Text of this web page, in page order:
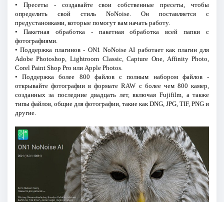
• Пресеты - создавайте свои собственные пресеты, чтобы
определить свой стиль NoNoise. Он поставляется с
предустановками, которые помогут вам начать работу.
• Пакетная обработка - пакетная обработка всей папки с
фотографиями.
• Поддержка плагинов - ON1 NoNoise AI работает как плагин для
Adobe Photoshop, Lightroom Classic, Capture One, Affinity Photo,
Corel Paint Shop Pro или Apple Photos.
• Поддержка более 800 файлов с полным набором файлов -
открывайте фотографии в формате RAW с более чем 800 камер,
созданных за последние двадцать лет, включая Fujifilm, а также
типы файлов, общие для фотографии, такие как DNG, JPG, TIF, PNG и
другие.